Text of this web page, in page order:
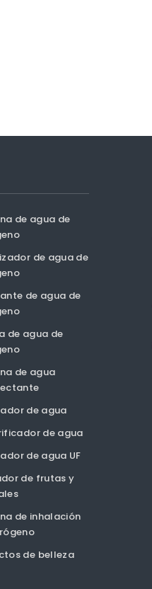
o algún otro oficial.
de agua de
de agua de
de agua de
de agua de
de agua
de agua
de agua
de agua UF
de frutas y
de inhalación
de belleza